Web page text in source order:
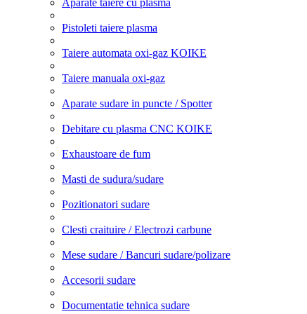
Aparate taiere cu plasma
Pistoleti taiere plasma
Taiere automata oxi-gaz KOIKE
Taiere manuala oxi-gaz
Aparate sudare in puncte / Spotter
Debitare cu plasma CNC KOIKE
Exhaustoare de fum
Masti de sudura/sudare
Pozitionatori sudare
Clesti craituire / Electrozi carbune
Mese sudare / Bancuri sudare/polizare
Accesorii sudare
Documentatie tehnica sudare